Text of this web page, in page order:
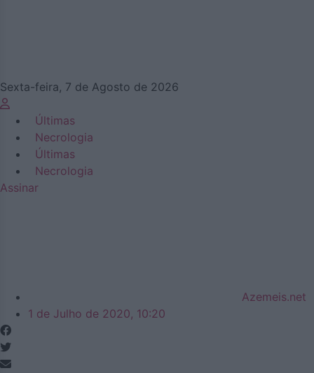
Sexta-feira, 7 de Agosto de 2026
Últimas
Necrologia
Últimas
Necrologia
Assinar
Azemeis.net
1 de Julho de 2020, 10:20